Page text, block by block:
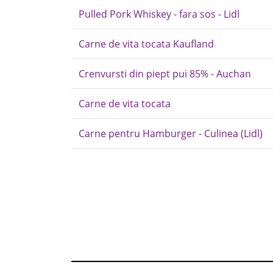
Pulled Pork Whiskey - fara sos - Lidl
Carne de vita tocata Kaufland
Crenvursti din piept pui 85% - Auchan
Carne de vita tocata
Carne pentru Hamburger - Culinea (Lidl)